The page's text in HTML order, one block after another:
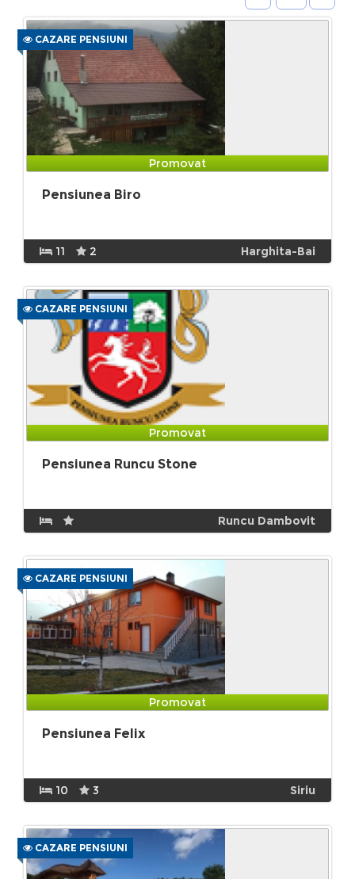
CAZARE PENSIUNI
Promovat
Pensiunea Biro
11 2 Harghita-Bai
CAZARE PENSIUNI
Promovat
Pensiunea Runcu Stone
Runcu Dambovit
CAZARE PENSIUNI
Promovat
Pensiunea Felix
10 3 Siriu
CAZARE PENSIUNI